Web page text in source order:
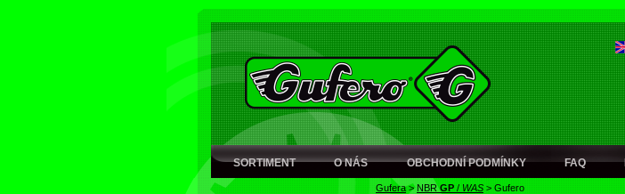
SORTIMENT O NÁS OBCHODNÍ PODMÍNKY FAQ
Gufera> NBRGP / WAS > Gufero